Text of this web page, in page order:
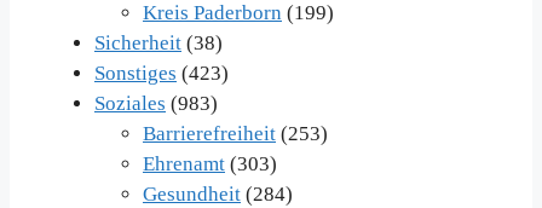
Kreis Paderborn (199)
Sicherheit (38)
Sonstiges (423)
Soziales (983)
Barrierefreiheit (253)
Ehrenamt (303)
Gesundheit (284)